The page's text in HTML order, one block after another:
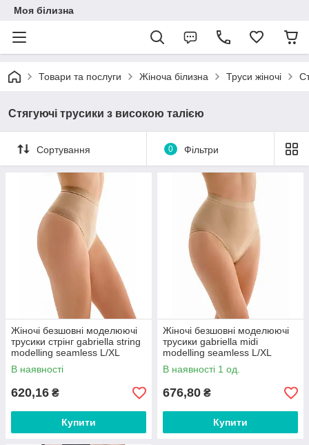
Моя білизна
Товари та послуги Жіноча білизна Труси жіночі
Стягуючі трусики з високою талією
Сортування 0 Фільтри
Жіночі безшовні моделюючі
трусики стрінг gabriella string
modelling seamless L/XL
В наявності
620,16 ₴
Купити
Жіночі безшовні моделюючі
трусики gabriella midi
modelling seamless L/XL
В наявності 1 од.
676,80 ₴
Купити